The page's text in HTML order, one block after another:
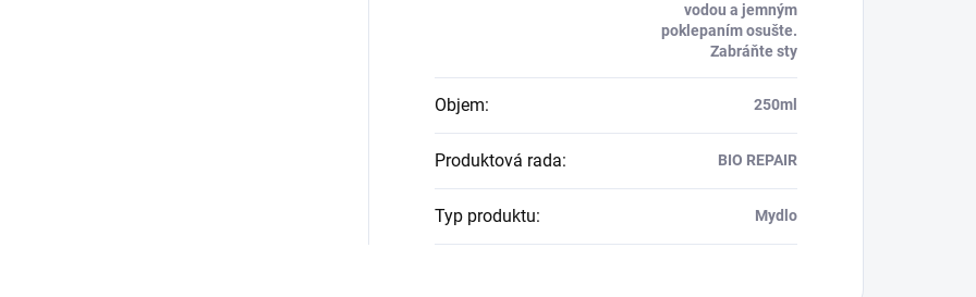
vodou a jemným
poklepaním osušte.
Zabráňte sty
Objem: 250ml
Produktová rada: BIO REPAIR
Typ produktu: Mydlo